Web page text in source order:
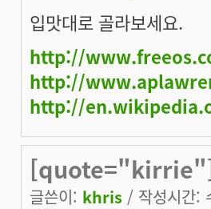
입맛대로 골라보세요.
http://
http://
http://
글쓴이: khris / 작성시간: